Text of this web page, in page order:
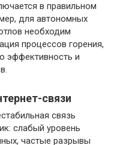
в правильном
для автономных
необходим
процессов горения,
эффективность и
связи
связь
слабый уровень
частые разрывы